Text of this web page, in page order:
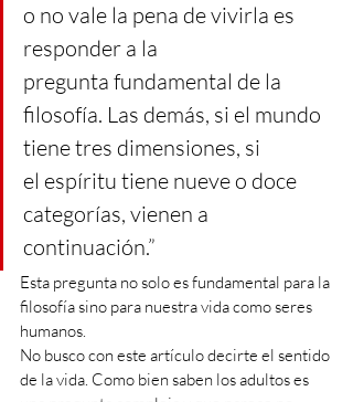
o no vale la pena de vivirla es
responder a la
pregunta fundamental de la
filosofía. Las demás, si el mundo
tiene tres dimensiones, si
el espíritu tiene nueve o doce
categorías, vienen a
continuación.”
Esta pregunta no solo es fundamental para la
filosofía sino para nuestra vida como seres
humanos.
No busco con este artículo decirte el sentido
de la vida. Como bien saben los adultos es